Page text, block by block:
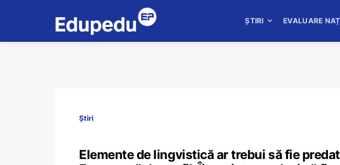
ȘTIRI EVALUARE
Știri
Elemente de lingvistică ar trebui să fie